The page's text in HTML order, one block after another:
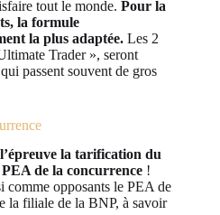
tout le monde. Pour la
la formule
la plus adaptée. Les 2
Trader », seront
passent souvent de gros
la tarification du
de la concurrence !
comme opposants le PEA de
la filiale de la BNP, à savoir